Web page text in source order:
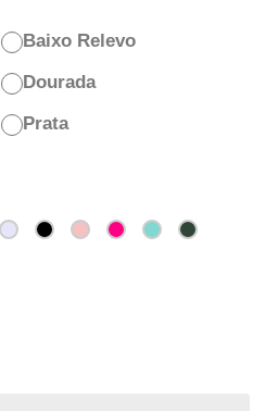
Baixo Relevo
Dourada
Prata